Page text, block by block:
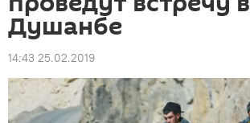
Душанбе
14:43 25.02.2019